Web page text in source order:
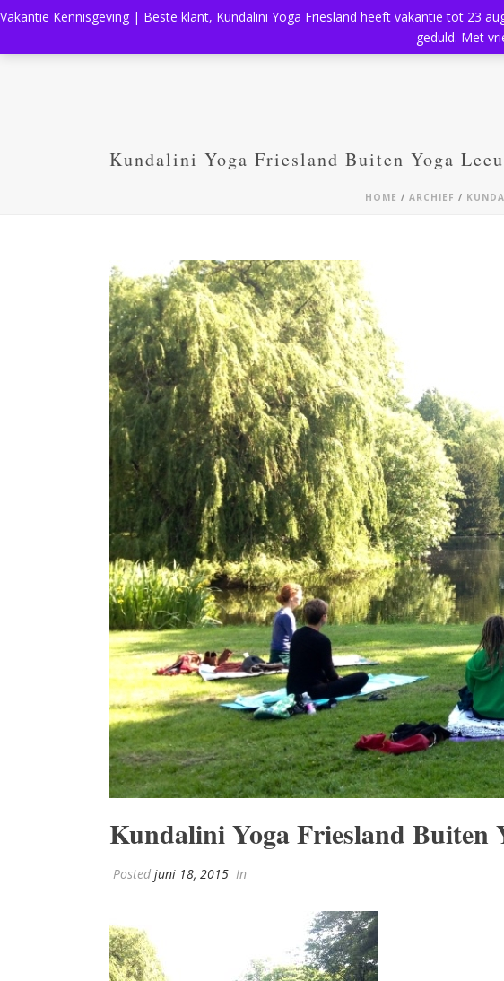
Kundalini Yoga Friesland Buiten Yoga
HOME / ARCHIEF /
Kundalini Yoga Friesland Buiten
Posted juni 18, 2015 In
Vakantie Kennisgeving | Beste klant, Kundalini Yoga Friesland heeft vakantie tot 23
geduld. Met